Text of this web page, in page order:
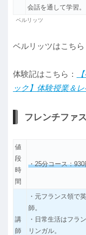
会話を通して学習。
ベルリッツ
ベルリッツはこちら
体験記はこちら：
ック】体験授業＆
フレンチファ
値
段
時
間
・25分コース：
講
師
・元フランス領で
師。
・日常生活はフラ
リンガル。